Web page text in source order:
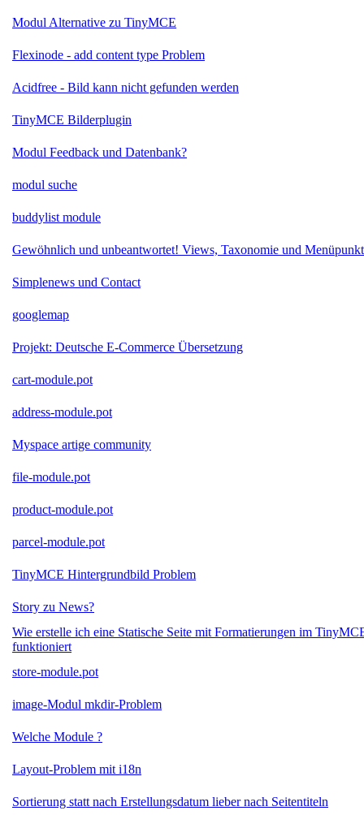
Modul Alternative zu TinyMCE
Flexinode - add content type Problem
Acidfree - Bild kann nicht gefunden werden
TinyMCE Bilderplugin
Modul Feedback und Datenbank?
modul suche
buddylist module
Gewöhnlich und unbeantwortet! Views, Taxonomie und
Simplenews und Contact
googlemap
Projekt: Deutsche E-Commerce Übersetzung
cart-module.pot
address-module.pot
Myspace artige community
file-module.pot
product-module.pot
parcel-module.pot
TinyMCE Hintergrundbild Problem
Story zu News?
Wie erstelle ich eine Statische Seite mit Formatierungen im
funktioniert
store-module.pot
image-Modul mkdir-Problem
Welche Module ?
Layout-Problem mit i18n
Sortierung statt nach Erstellungsdatum lieber nach Seitentiteln